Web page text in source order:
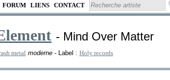
FORUM LIENS CONTACT
- Mind Over Matter
metal moderne- Label : Holy records